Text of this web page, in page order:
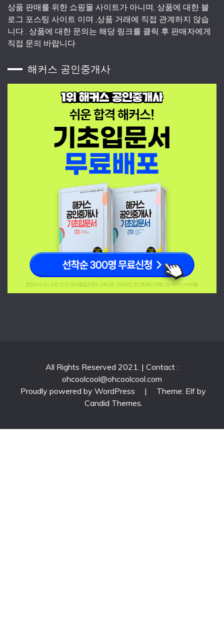
상품 판매를 위한 쇼핑몰 사이트가 아니며, 상품에 대한 블
로그 포스팅 사이트 이며 ,상품 거래에 직접 관계하지 않습
니다 . 상품에 대한 문의는 해당 링크를 클릭 후 판매자에게
직접 문의 바랍니다
해커스 공인중개사
All Rights Reserved 2021. | Contact :
ohcoolcool@ohcoolcool.com
Proudly powered by WordPress
|
Theme: Elf by
Candid Themes.